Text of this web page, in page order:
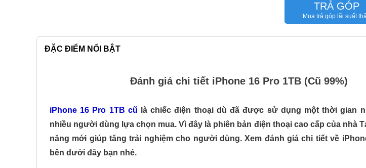
TRẢ GÓP
Mua trả góp lãi suất
ĐẶC ĐIỂM NỔI BẬT
Đánh giá chi tiết iPhone 16 Pro 1TB (Cũ 99%)
iPhone 16 Pro 1TB cũ là chiếc điện thoại dù đã được sử dụng một thời gian
nhiều người dùng lựa chọn mua. Vì đây là phiên bản điện thoại cao cấp của nhà
năng mới giúp tăng trải nghiệm cho người dùng. Xem đánh giá chi tiết về
bên dưới đây bạn nhé.